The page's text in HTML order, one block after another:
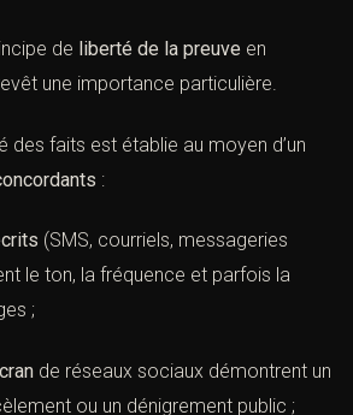
psychologiqueest par nature
souvent à huis clos, sans témoin
deliberté de la preuve
des faits est établie au moyen d’un
(SMS, courriels, messageries
le ton, la fréquence et parfois la